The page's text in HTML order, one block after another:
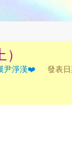
尹淨漢❤️ 發表